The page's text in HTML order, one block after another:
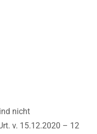
nicht
v. 15.12.2020 – 12